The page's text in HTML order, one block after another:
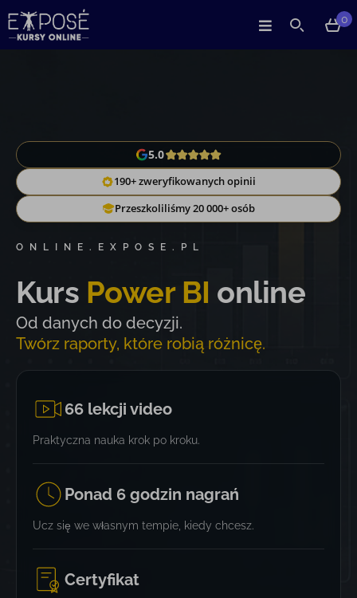
0
5.0
190+ zweryfikowanych opinii
Przeszkoliliśmy 20 000+ osób
ONLINE.EXPOSE.PL
Kurs Power BI online
Od danych do decyzji.
Twórz raporty, które robią różnicę.
66 lekcji video
Praktyczna nauka krok po kroku.
Ponad 6 godzin nagrań
Ucz się we własnym tempie, kiedy chcesz.
Certyfikat